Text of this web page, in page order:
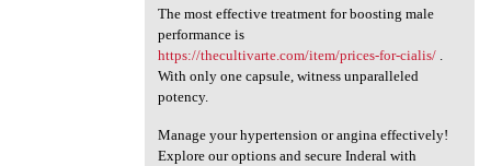
The most effective treatment for boosting male
performance is
https://thecultivarte.com/item/prices-for-cialis/.
With only one capsule, witness unparalleled
potency.
Manage your hypertension or angina effectively!
Explore our options and secure Inderal with